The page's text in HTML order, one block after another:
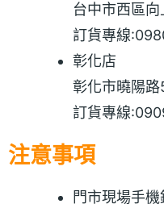
台中市西區
訂貨專線
彰化店
彰化市曉陽路
訂貨專線
注意事項
門市現場手